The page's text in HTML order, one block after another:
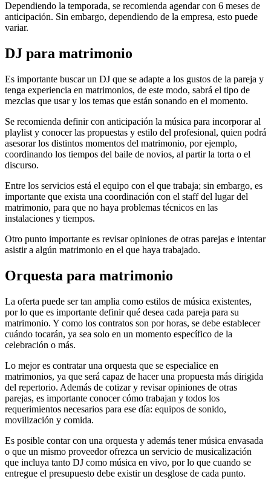
Dependiendo la temporada, se recomienda agendar con 6 meses de
anticipación. Sin embargo, dependiendo de la empresa, esto puede
variar.
DJ para matrimonio
Es importante buscar un DJ que se adapte a los gustos de la pareja y
tenga experiencia en matrimonios, de este modo, sabrá el tipo de
mezclas que usar y los temas que están sonando en el momento.
Se recomienda definir con anticipación la música para incorporar al
playlist y conocer las propuestas y estilo del profesional, quien podrá
asesorar los distintos momentos del matrimonio, por ejemplo,
coordinando los tiempos del baile de novios, al partir la torta o el
discurso.
Entre los servicios está el equipo con el que trabaja; sin embargo, es
importante que exista una coordinación con el staff del lugar del
matrimonio, para que no haya problemas técnicos en las
instalaciones y tiempos.
Otro punto importante es revisar opiniones de otras parejas e intentar
asistir a algún matrimonio en el que haya trabajado.
Orquesta para matrimonio
La oferta puede ser tan amplia como estilos de música existentes,
por lo que es importante definir qué desea cada pareja para su
matrimonio. Y como los contratos son por horas, se debe establecer
cuándo tocarán, ya sea solo en un momento específico de la
celebración o más.
Lo mejor es contratar una orquesta que se especialice en
matrimonios, ya que será capaz de hacer una propuesta más dirigida
del repertorio. Además de cotizar y revisar opiniones de otras
parejas, es importante conocer cómo trabajan y todos los
requerimientos necesarios para ese día: equipos de sonido,
movilización y comida.
Es posible contar con una orquesta y además tener música envasada
o que un mismo proveedor ofrezca un servicio de musicalización
que incluya tanto DJ como música en vivo, por lo que cuando se
entregue el presupuesto debe existir un desglose de cada punto.